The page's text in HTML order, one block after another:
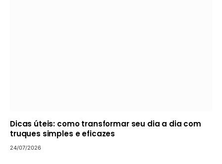
Dicas úteis: como transformar seu dia a dia com
truques simples e eficazes
24/07/2026